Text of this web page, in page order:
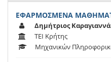
ΕΦΑΡΜΟΣΜΕΝΑ
Δημήτριος
ΤΕΙ Κρήτης
Μηχανικών